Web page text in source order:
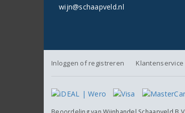
wijn@schaapveld.nl
Inloggen of registreren Klantenservice